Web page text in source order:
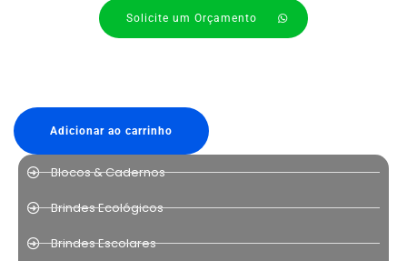
Solicite um Orçamento
Adicionar ao carrinho
Blocos & Cadernos
Brindes Ecológicos
Brindes Escolares